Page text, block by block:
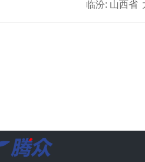
临汾: 山西省